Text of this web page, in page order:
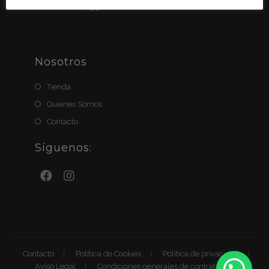
Nosotros
Tienda
Quienes Somos
Contacto
Síguenos:
Contacto Política de Cookies
Política de privacidad
Aviso Legal
Condiciones generales de contratación